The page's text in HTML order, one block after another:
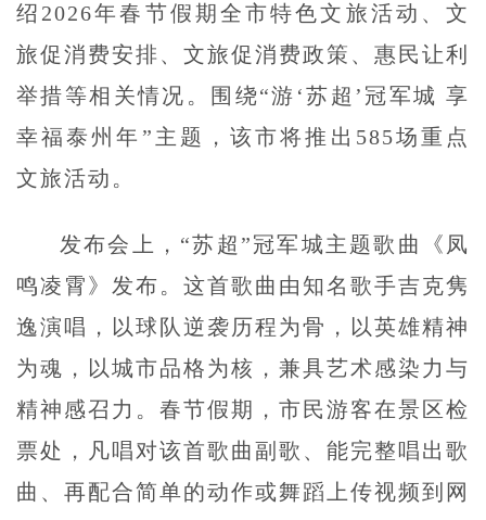
绍2026年春节假期全市特色文旅活动、文
旅促消费安排、文旅促消费政策、惠民让利
举措等相关情况。围绕“游‘苏超’冠军城 享
幸福泰州年”主题，该市将推出585场重点
文旅活动。
发布会上，“苏超”冠军城主题歌曲《凤
鸣凌霄》发布。这首歌曲由知名歌手吉克隽
逸演唱，以球队逆袭历程为骨，以英雄精神
为魂，以城市品格为核，兼具艺术感染力与
精神感召力。春节假期，市民游客在景区检
票处，凡唱对该首歌曲副歌、能完整唱出歌
曲、再配合简单的动作或舞蹈上传视频到网